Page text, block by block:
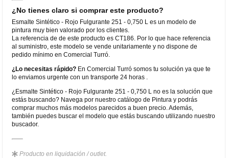
¿No tienes claro si comprar este producto?
Esmalte Sintético - Rojo Fulgurante 251 - 0,750 L es un modelo de
pintura muy bien valorado por los clientes.
La referencia de de este producto es CT186. Por lo que hace referencia
al suministro, este modelo se vende unitariamente y no dispone de
pedido mínimo en Comercial Turró.
¿Lo necesitas rápido? En Comercial Turró somos tu solución ya que te
lo enviamos urgente con un transporte 24 horas .
¿Esmalte Sintético - Rojo Fulgurante 251 - 0,750 L no es la solución que
estás buscando? Navega por nuestro catálogo de Pintura y podrás
comprar muchos más modelos parecidos a buen precio. Además,
también puedes buscar el modelo que estás buscando utilizando nuestro
buscador.
Producto en liquidación / outlet.